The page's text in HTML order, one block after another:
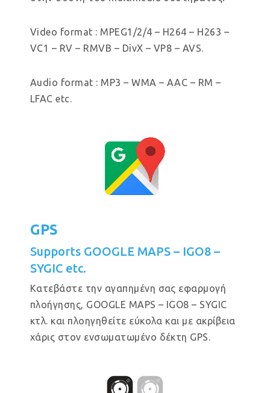
Video format : MPEG1/2/4 – H264 – H263 –
VC1 – RV – RMVB – DivX – VP8 – AVS.
Audio format : MP3 – WMA – AAC – RM –
LFAC etc.
GPS
Supports GOOGLE MAPS – IGO8 –
SYGIC etc.
Κατεβάστε την αγαπημένη σας εφαρμογή
πλοήγησης, GOOGLE MAPS – IGO8 – SYGIC
κτλ. και πλοηγηθείτε εύκολα και με ακρίβεια
χάρις στον ενσωματωμένο δέκτη GPS.